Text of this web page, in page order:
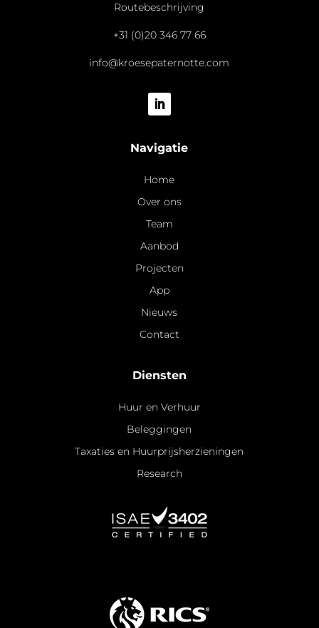
Routebeschrijving
+31 (0)20 346 77 66
info@kroesepaternotte.com
Navigatie
Home
Over ons
Team
Aanbod
Projecten
App
Nieuws
Contact
Diensten
Huur en Verhuur
Beleggingen
Taxaties en Huurprijsherzieningen
Research